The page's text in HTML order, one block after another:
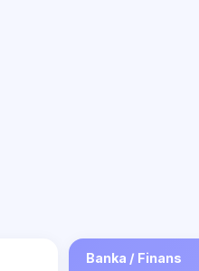
Banka / Finans